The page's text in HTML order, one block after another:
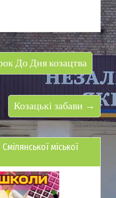
До Дня козацтва
Козацькі забави →
міської